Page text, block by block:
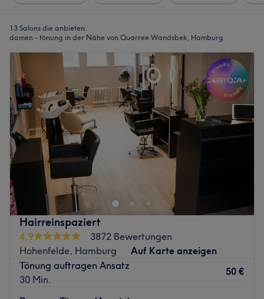
13 Salons die anbieten:
damen - tönung in der Nähe von Quarree Wandsbek, Hamburg
Hairreinspaziert
4,9
3872 Bewertungen
Hohenfelde, Hamburg
Auf Karte anzeigen
Tönung auftragen Ansatz
30 Min.
50 €